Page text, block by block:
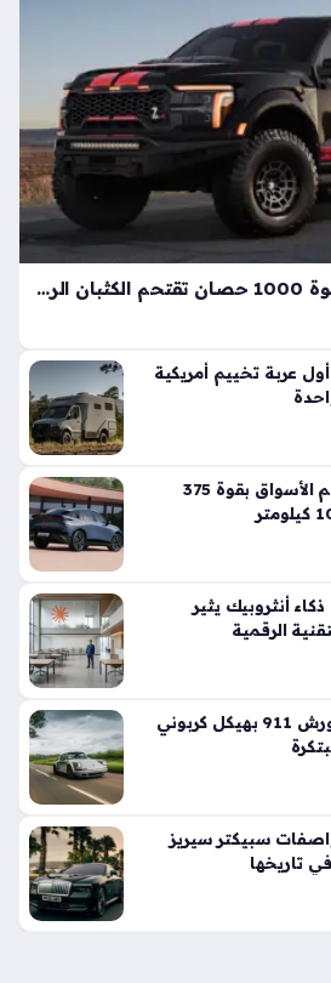
شيلبي باجا رابتور آر بقوة 1000 حصان تقتحم الكثبان الرملية بأداء خارق
التقليدية في شاحنات البيك أب، إذ
غير مسبوقة بفضل تعديلات…
عربة تخييم أمريكية
لانشيا جاما الجديدة تقتحم الأسواق بقوة 375
أنثروبيك يثير
الرقمية
ثيون ديزاين تعيد ابتكار بورش 911 بهيكل كربوني
سبيكتر سيريز
في تاريخها